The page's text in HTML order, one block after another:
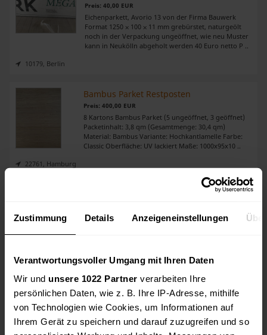
Zustimmung Details Anzeigeneinstellungen
Verantwortungsvoller Umgang mit Ihren Daten
Wir und unsere 1022 Partner verarbeiten Ihre
persönlichen Daten, wie z. B. Ihre IP-Adresse, mithilfe
von Technologien wie Cookies, um Informationen auf
Ihrem Gerät zu speichern und darauf zuzugreifen und so
Preis: 40,00 EUR
Eichenparkett, Avorio 13 von der Firma Bauwerk
Format 1250 ⨉ 100 ⨉ 11 mm grebürstet, naturgeölt
noch in der Verpackung ungeöffnet, wie neu Muster
kann in Neukölln abgeholt werden 40 Euro netto P ..
10179, Berlin
Bambus Parket Restposten
Preis: 400,00 EUR
8 Kartons Bambus Parket (5 ungeöffnet, 3 geöffnet)
Packetinhalt: 3,8 qm (Gesamtmenge: 30,4 qm)
Material: Bambus Variante: Hochkantlamelle Farbe:
Classic Oberfläche: UV lackiert Maße: 1000x95x10 ..
22761, Hamburg
Laminatboden Walnuss 6 mm, lag 2 Jahre bei mir in
gelungener Holznachbild ..
Laminat + Leisten.
5 Neue und ungeöfnete packete Laminat mit 6